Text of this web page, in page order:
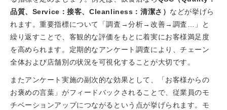
品質、Service：接客、Cleanliness：清潔さ） などが挙げら
れます。重要指標について「調査→分析→改善→調査…」と
繰り返すことで、客観的な評価をもとに着実にお客様満足度
を高められます。定期的なアンケート調査により、チェーン
全体および店舗別の状況を可視化することが大切です。
またアンケート実施の副次的な効果として、「お客様からの
お褒めの言葉」がフィードバックされることで、従業員のモ
チベーションアップにつながるという点が挙げられます。モ